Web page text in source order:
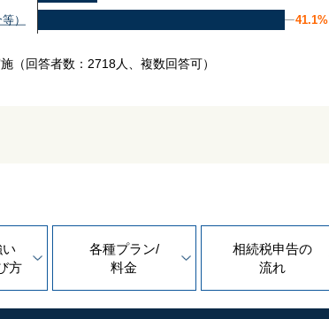
） 41.1%
41.1%
（回答者数：2718人、複数回答可）
方
各種プラン/
料金
相続税申告の
流れ